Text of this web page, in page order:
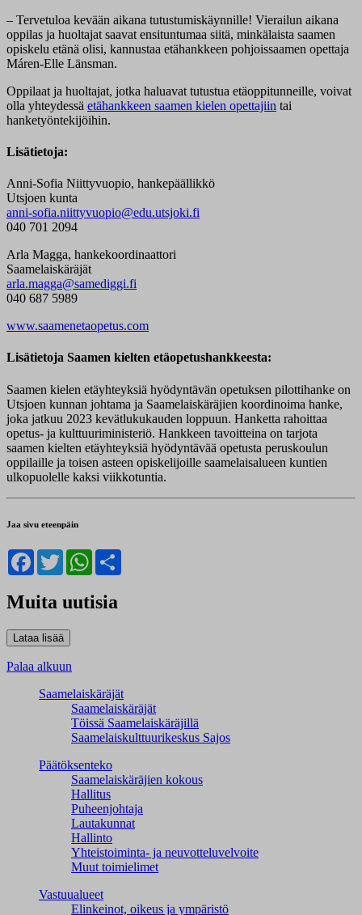
– Tervetuloa kevään aikana tutustumiskäynnille! Vierailun aikana
oppilas ja huoltajat saavat ensituntumaa siitä, minkälaista saamen
opiskelu etänä olisi, kannustaa etähankkeen pohjoissaamen opettaja
Máren-Elle Länsman.
Oppilaat ja huoltajat, jotka haluavat tutustua etäoppitunneille, voivat
olla yhteydessä etähankkeen saamen kielen opettajiin tai
hanketyöntekijöihin.
Lisätietoja:
Anni-Sofia Niittyvuopio, hankepäällikkö
Utsjoen kunta
anni-sofia.niittyvuopio@edu.utsjoki.fi
040 701 2094
Arla Magga, hankekoordinaattori
Saamelaiskäräjät
arla.magga@samediggi.fi
040 687 5989
www.saamenetaopetus.com
Lisätietoja Saamen kielten etäopetushankkeesta:
Saamen kielen etäyhteyksiä hyödyntävän opetuksen pilottihanke on
Utsjoen kunnan johtama ja Saamelaiskäräjien koordinoima hanke,
joka jatkuu 2023 kevätlukukauden loppuun. Hanketta rahoittaa
opetus- ja kulttuuriministeriö. Hankkeen tavoitteina on tarjota
saamen kielten etäyhteyksiä hyödyntävää opetusta peruskoulun
oppilaille ja toisen asteen opiskelijoille saamelaisalueen kuntien
ulkopuolelle kaksi viikkotuntia.
Jaa sivu eteenpäin
Facebook
TwitterWhatsApp
Muita uutisia
Palaa alkuun
Saamelaiskäräjät
Saamelaiskäräjät
Töissä Saamelaiskäräjillä
Saamelaiskulttuuri­keskus Sajos
Päätöksenteko
Saamelaiskäräjien kokous
Hallitus
Puheenjohtaja
Lautakunnat
Hallinto
Yhteistoiminta- ja neuvotteluvelvoite
Muut toimielimet
Vastuualueet
Elinkeinot, oikeus ja ympäristö